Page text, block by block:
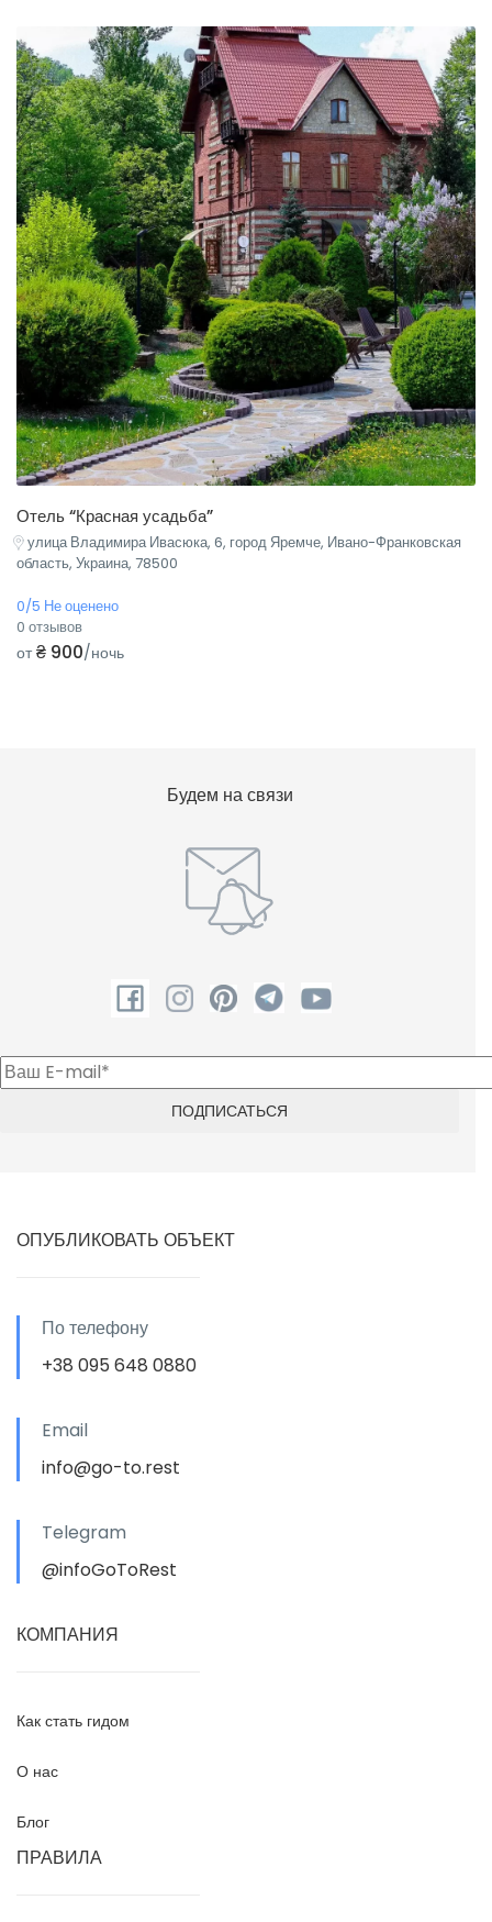
Отель “Красная усадьба”
улица Владимира Ивасюка, 6, город Яремче, Ивано-Франковская
область, Украина, 78500
0/5 Не оценено
0 отзывов
от₴ 900/ночь
Будем на связи
ОПУБЛИКОВАТЬ ОБЪЕКТ
По телефону
+38 095 648 0880
Email
info@go-to.rest
Telegram
@infoGoToRest
КОМПАНИЯ
Как стать гидом
О нас
Блог
ПРАВИЛА